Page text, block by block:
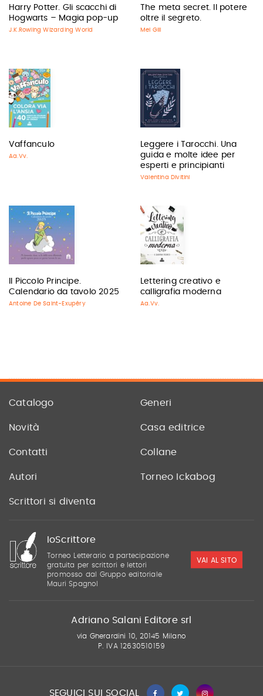
Harry Potter. Gli scacchi di
Hogwarts – Magia pop-up
J.K.Rowling Wizarding World
The meta secret. Il potere
oltre il segreto.
Mel Gill
Vaffanculo
Aa.Vv.
Leggere i Tarocchi. Una
guida e molte idee per
esperti e principianti
Valentina Divitini
Il Piccolo Principe.
Calendario da tavolo 2025
Antoine De Saint-Exupéry
Lettering creativo e
calligrafia moderna
Aa.Vv.
Catalogo Generi
Novità Casa editrice
Contatti Collane
Autori Torneo Ickabog
Scrittori si diventa
IoScrittore
Torneo Letterario a partecipazione
gratuita per scrittori e lettori
promosso dal Gruppo editoriale
Mauri Spagnol
VAI AL SITO
Adriano Salani Editore srl
via Gherardini 10, 20145 Milano
P. IVA 12630510159
SEGUICI SUI SOCIAL